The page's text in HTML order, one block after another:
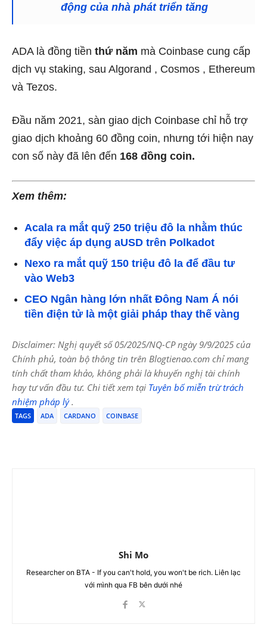
động của nhà phát triển tăng
ADA là đồng tiền thứ năm mà Coinbase cung cấp
dịch vụ staking, sau Algorand , Cosmos , Ethereum
và Tezos.
Đầu năm 2021, sàn giao dịch Coinbase chỉ hỗ trợ
giao dịch khoảng 60 đồng coin, nhưng tới hiện nay
con số này đã lên đến 168 đồng coin.
Xem thêm:
Acala ra mắt quỹ 250 triệu đô la nhằm thúc
đẩy việc áp dụng aUSD trên Polkadot
Nexo ra mắt quỹ 150 triệu đô la để đầu tư
vào Web3
CEO Ngân hàng lớn nhất Đông Nam Á nói
tiền điện tử là một giải pháp thay thế vàng
Disclaimer: Nghị quyết số 05/2025/NQ-CP ngày 9/9/2025 của
Chính phủ, toàn bộ thông tin trên Blogtienao.com chỉ mang
tính chất tham khảo, không phải là khuyến nghị tài chính
hay tư vấn đầu tư. Chi tiết xem tại Tuyên bố miễn trừ trách
nhiệm pháp lý.
TAGS ADA CARDANO COINBASE
Shi Mo
Researcher on BTA - If you can't hold, you won't be rich. Liên lạc
với mình qua FB bên dưới nhé